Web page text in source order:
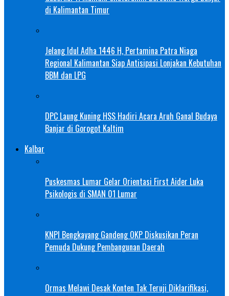
di Kalimantan Timur
Jelang Idul Adha 1446 H, Pertamina Patra Niaga
Regional Kalimantan Siap Antisipasi Lonjakan Kebutuhan
BBM dan LPG
DPC Laung Kuning HSS Hadiri Acara Aruh Ganal Budaya
Banjar di Gorogot Kaltim
Kalbar
Puskesmas Lumar Gelar Orientasi First Aider Luka
Psikologis di SMAN 01 Lumar
KNPI Bengkayang Gandeng OKP Diskusikan Peran
Pemuda Dukung Pembangunan Daerah
Ormas Melawi Desak Konten Tak Teruji Diklarifikasi,